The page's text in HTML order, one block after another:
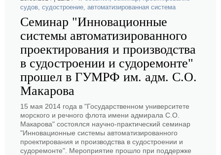
судов, судостроение, автоматизированная система
Семинар "Инновационные
системы автоматизированного
проектирования и производства
в судостроении и судоремонте"
прошел в ГУМРФ им. адм. С.О.
Макарова
15 мая 2014 года в "Государственном университете
морского и речного флота имени адмирала С.О.
Макарова" состоялся научно-практический семинар
"Инновационные системы автоматизированного
проектирования и производства в судостроении и
судоремонте". Мероприятие прошло при поддержке